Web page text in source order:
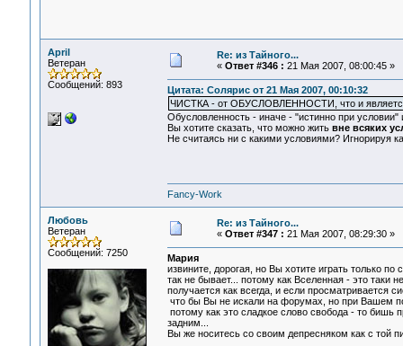
April
Ветеран
Сообщений: 893
Re: из Тайного...
« Ответ #346 : 21 Мая 2007, 08:00:45 »
Цитата: Солярис от 21 Мая 2007, 00:10:32
ЧИСТКА - от ОБУСЛОВЛЕННОСТИ, что и является
Обусловленность - иначе - "истинно при
Вы хотите сказать, что можно жить вне всяких
Не считаясь ни с какими условиями? Игнорируя
Fancy-Work
Любовь
Ветеран
Сообщений: 7250
Re: из Тайного...
« Ответ #347 : 21 Мая 2007, 08:29:30 »
Мария
извините, дорогая, но Вы хотите играть только
так не бывает... потому как Вселенная - это таки
получается как всегда, и если просматривается
что бы Вы не искали на форумах, но при Вашем
потому как это сладкое слово свобода - то бишь
задним...
Вы же носитесь со своим депресняком как с той